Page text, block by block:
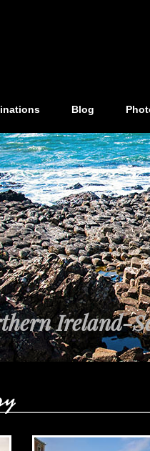
Blog
Ireland-